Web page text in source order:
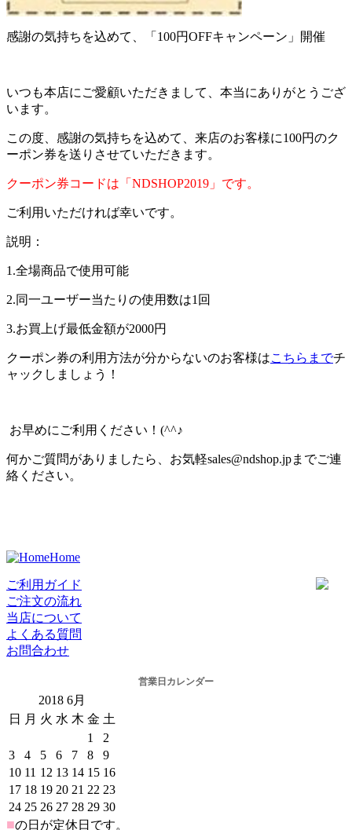
感謝の気持ちを込めて、「100円OFFキャンペーン」開催
いつも本店にご愛顧いただきまして、本当にありがとうござ
います。
この度、感謝の気持ちを込めて、来店のお客様に100円のク
ーポン券を送りさせていただきます。
クーポン券コードは「NDSHOP2019」です。
ご利用いただければ幸いです。
説明：
1.全場商品で使用可能
2.同一ユーザー当たりの使用数は1回
3.お買上げ最低金額が2000円
クーポン券の利用方法が分からないのお客様はこちらまでチ
ャックしましょう！
お早めにご利用ください！(^^♪
何かご質問がありましたら、お気軽sales@ndshop.jpまでご連
絡ください。
Home
ご利用ガイド
ご注文の流れ
当店について
よくある質問
お問合わせ
営業日カレンダー
2018 6月
日
月 火 水 木 金 土
1
2
3
4 5 6 7 8
9
10 11 12 13 14 15 16
17 18 19 20 21 22 23
24 25 26 27 28 29 30
■の日が定休日です。